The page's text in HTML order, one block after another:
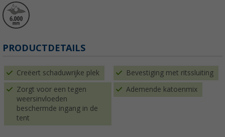
PRODUCTDETAILS
Creëert schaduwrijke plek Bevestiging met ritssluiting
Zorgt voor een tegen
weersinvloeden
beschermde ingang in de
tent
Ademende katoenmix